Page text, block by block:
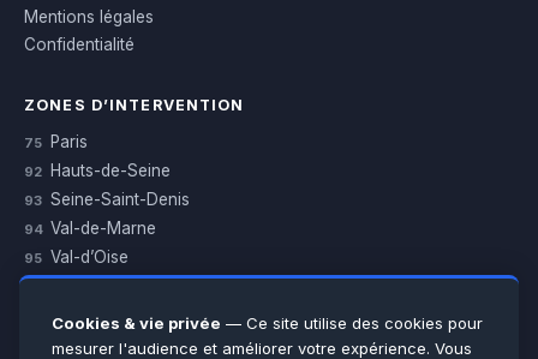
Mentions légales
Confidentialité
ZONES D’INTERVENTION
75 Paris
92 Hauts-de-Seine
93 Seine-Saint-Denis
94 Val-de-Marne
95 Val-d’Oise
Essonne
Seine-et-Marne
Cookies & vie privée — Ce site utilise des cookies pour
mesurer l'audience et améliorer votre expérience. Vous